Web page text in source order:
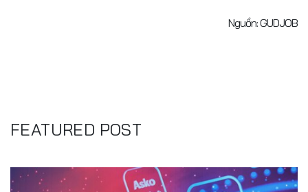
Nguồn: GUDJOB
FEATURED POST